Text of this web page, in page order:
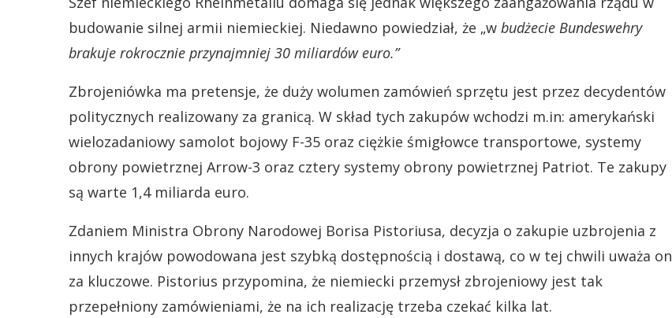
budowanie silnej armii niemieckiej. Niedawno powiedział, że „w budżecie Bundeswehry
brakuje rokrocznie przynajmniej 30 miliardów euro.”
Zbrojeniówka ma pretensje, że duży wolumen zamówień sprzętu jest przez decydentów
politycznych realizowany za granicą. W skład tych zakupów wchodzi m.in: amerykański
wielozadaniowy samolot bojowy F-35 oraz ciężkie śmigłowce transportowe, systemy
obrony powietrznej Arrow-3 oraz cztery systemy obrony powietrznej Patriot. Te zakupy
są warte 1,4 miliarda euro.
Zdaniem Ministra Obrony Narodowej Borisa Pistoriusa, decyzja o zakupie uzbrojenia z
innych krajów powodowana jest szybką dostępnością i dostawą, co w tej chwili uważa on
za kluczowe. Pistorius przypomina, że niemiecki przemysł zbrojeniowy jest tak
przepełniony zamówieniami, że na ich realizację trzeba czekać kilka lat.